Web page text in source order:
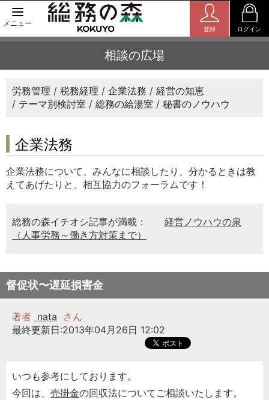
メニュー
登録 ログイン
相談の広場
労務管理 税務経理 企業法務
経営の知恵
テーマ別検討室
総務の給湯室 秘書のノウハウ
企業法務
企業法務について、みんなに相談したり、分かるときは教
えてあげたりと、相互協力のフォーラムです！
総務の森イチオシ記事が満載：
経営ノウハウの泉
（人事労務～働き方対策まで）
督促状〜遅延損害金
著者 nata
さん
最終更新日:2013年04月26日 12:02
いつも参考にしております。
今回は、 売掛金の回収法についてご相談いたします。